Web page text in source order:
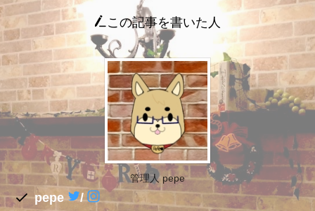
この記事を書いた人
管理人 pepe
pepe
/